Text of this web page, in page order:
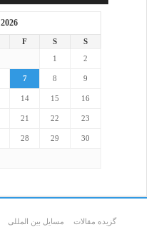
F S
S
1
2
7 8 9
14 15 16
21 22 23
28 29 30
گزیده مقالات مسایل بین المللی